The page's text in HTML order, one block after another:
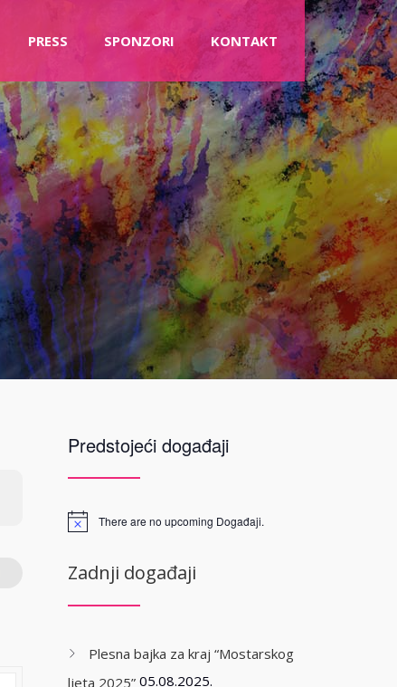
PRESS SPONZORI KONTAKT
Predstojeći događaji
There are no upcoming Događaji.
Zadnji događaji
Plesna bajka za kraj “Mostarskog
ljeta 2025” 05.08.2025.